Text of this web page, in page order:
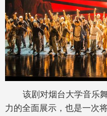
该剧对烟台大学音乐
力的全面展示，也是一次